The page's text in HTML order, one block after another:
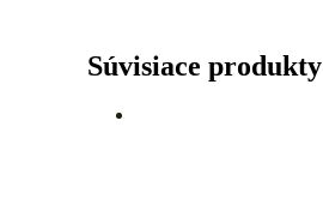
Súvisiace produkty